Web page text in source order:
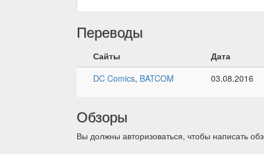
Переводы
Сайты
Дата
DC Comics, BATCOM 03.08.2016
Обзоры
Вы должны авторизоваться, чтобы написать